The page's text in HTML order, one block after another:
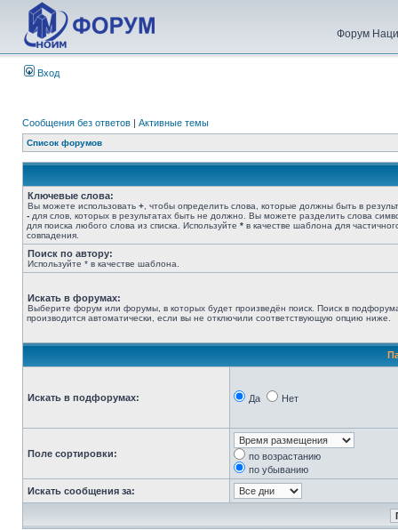
Форум
Вход
Сообщения без ответов | Активные темы
Список форумов
Ключевые слова:
Вы можете использовать + , чтобы определить слова, которые должны быть в
- для слов, которых в результатах быть не должно. Вы можете разделить слова
для поиска любого слова из списка. Используйте * в качестве шаблона для
совпадения.
Поиск по автору:
Используйте * в качестве шаблона.
Искать в форумах:
Выберите форум или форумы, в которых будет произведён поиск. Поиск в
производится автоматически, если вы не отключили соответствующую опцию ниже.
Искать в подфорумах: Да Нет
Поле сортировки:
по возрастанию
по убыванию
Искать сообщения за: